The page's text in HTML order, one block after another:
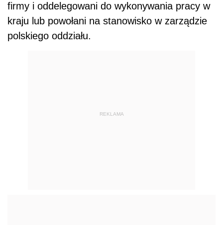
firmy i oddelegowani do wykonywania pracy w
kraju lub powołani na stanowisko w zarządzie
polskiego oddziału.
REKLAMA